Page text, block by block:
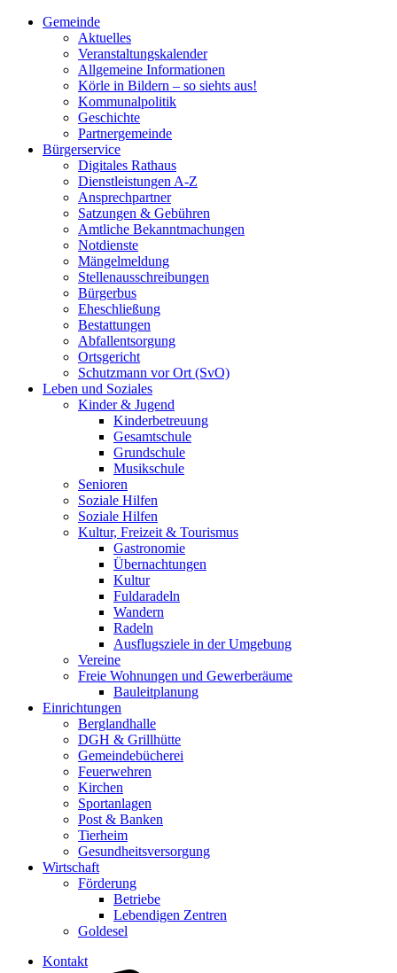
Gemeinde
Aktuelles
Veranstaltungskalender
Allgemeine Informationen
Körle in Bildern – so siehts aus!
Kommunalpolitik
Geschichte
Partnergemeinde
Bürgerservice
Digitales Rathaus
Dienstleistungen A-Z
Ansprechpartner
Satzungen & Gebühren
Amtliche Bekanntmachungen
Notdienste
Mängelmeldung
Stellenausschreibungen
Bürgerbus
Eheschließung
Bestattungen
Abfallentsorgung
Ortsgericht
Schutzmann vor Ort (SvO)
Leben und Soziales
Kinder & Jugend
Kinderbetreuung
Gesamtschule
Grundschule
Musikschule
Senioren
Soziale Hilfen
Soziale Hilfen
Kultur, Freizeit & Tourismus
Gastronomie
Übernachtungen
Kultur
Fuldaradeln
Wandern
Radeln
Ausflugsziele in der Umgebung
Vereine
Freie Wohnungen und Gewerberäume
Bauleitplanung
Einrichtungen
Berglandhalle
DGH & Grillhütte
Gemeindebücherei
Feuerwehren
Kirchen
Sportanlagen
Post & Banken
Tierheim
Gesundheitsversorgung
Wirtschaft
Förderung
Betriebe
Lebendigen Zentren
Goldesel
Kontakt